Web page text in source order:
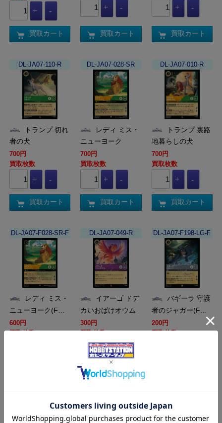
買取カート 買取カート 買取カート
DL-JA07-110-R
者の犬
700円
買取枚数
買取カート
DL-JA07-028-SR
ニューヨーク
700円
買取枚数
買取カート
DL-JA07-010-R
地暮らしの犬
700円
買取枚数
買取カート
DL-JA07-F028-SR-F
ニューヨーク(F…
600円
買取枚数
DL-JA07-049-R
カいおばけオウム
300円
買取枚数
買取カート
DL-JA07-F198-LG-F
者のジャガー(F…
200円
買取枚数
DL-JA07-F178-R-F DL-JA07-164-R